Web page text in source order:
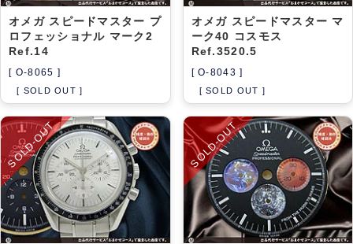
オメガ スピードマスター プ
ロフェッショナル マーク2
Ref.14
[ O-8065 ]
[ SOLD OUT ]
オメガ スピードマスター マ
ーク40 コスモス
Ref.3520.5
[ O-8043 ]
[ SOLD OUT ]
SOLD-OUT SOLD-OUT